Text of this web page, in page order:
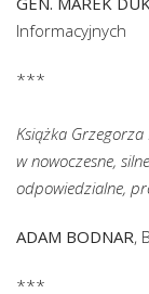
Informacyjnych
***
Książka
w nowoczesne,
odpowiedzialne,
ADAM BODNAR,
***